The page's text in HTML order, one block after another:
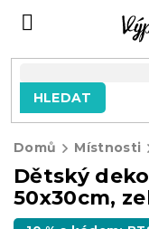
HLEDAT
Domů Místnosti
Dětský
50x30cm,